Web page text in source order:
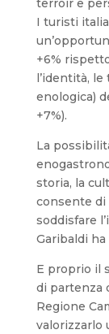
terroir e
I turisti
+6%
l’identità,
enologica)
+7%).
La
storia, la
consente di
soddisfare
Garibaldi
E proprio il
di partenza
Regione
valorizzarlo